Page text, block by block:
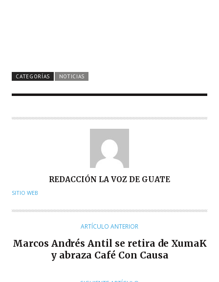
CATEGORÍAS NOTICIAS
U
O
REDACCIÓN LA VOZ DE GUATE
SITIO WEB
ARTÍCULO ANTERIOR
Marcos Andrés Antil se retira de XumaK
y abraza Café Con Causa